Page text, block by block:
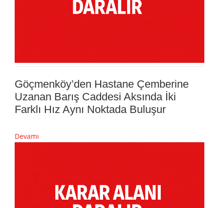
Göçmenköy’den Hastane Çemberine
Uzanan Barış Caddesi Aksında İki
Farklı Hız Aynı Noktada Buluşur
Devamı